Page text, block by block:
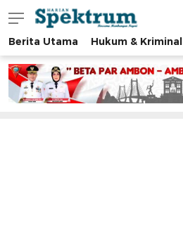
spektrumonline.com
Berita Utama Hukum & Kriminal